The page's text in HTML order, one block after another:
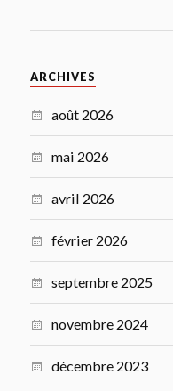
ARCHIVES
août 2026
mai 2026
avril 2026
février 2026
septembre 2025
novembre 2024
décembre 2023